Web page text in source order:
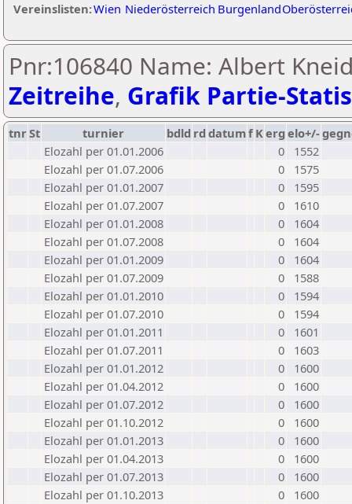
Vereinslisten:Wien Niederösterreich Burgenland
Pnr:106840 Name: Albert
Zeitreihe, Grafik Partie-
tnrSt turnier bdld rd datumf Kerg elo+/-
Elozahl per 01.01.2006
0
1552
Elozahl per 01.07.2006
0
1575
Elozahl per 01.01.2007
0
1595
Elozahl per 01.07.2007
0
1610
Elozahl per 01.01.2008
0
1604
Elozahl per 01.07.2008
0
1604
Elozahl per 01.01.2009
0
1604
Elozahl per 01.07.2009
0
1588
Elozahl per 01.01.2010
0
1594
Elozahl per 01.07.2010
0
1594
Elozahl per 01.01.2011
0
1601
Elozahl per 01.07.2011
0
1603
Elozahl per 01.01.2012
0
1600
Elozahl per 01.04.2012
0
1600
Elozahl per 01.07.2012
0
1600
Elozahl per 01.10.2012
0
1600
Elozahl per 01.01.2013
0
1600
Elozahl per 01.04.2013
0
1600
Elozahl per 01.07.2013
0
1600
Elozahl per 01.10.2013
0
1600